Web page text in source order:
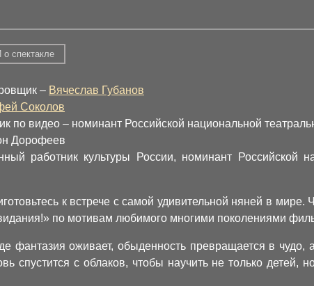
спектакле
– Вячеслав Губанов
Соколов
по видео – номинант Российской национальной
Дорофеев
работник культуры России, номинант Российской
к встрече с самой удивительной няней в мире.
по мотивам любимого многими поколениями
фантазия оживает, обыденность превращается в
спустится с облаков, чтобы научить не только детей,